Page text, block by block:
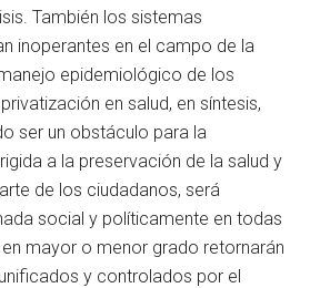
También los sistemas
inoperantes en el campo de la
epidemiológico de los
en salud, en síntesis,
ser un obstáculo para la
a la preservación de la salud y
de los ciudadanos, será
social y políticamente en todas
mayor o menor grado retornarán
y controlados por el